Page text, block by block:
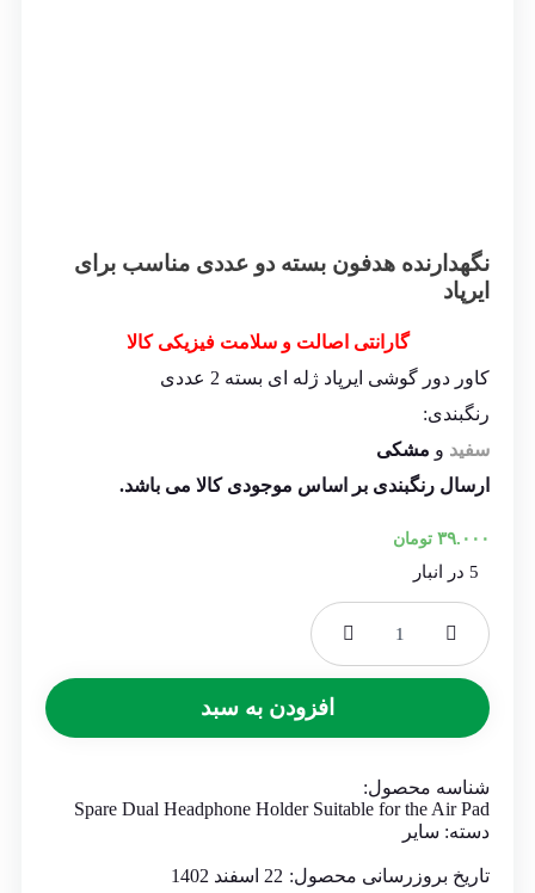
نگهدارنده هدفون بسته دو عددی مناسب برای
ایرپاد
گارانتی اصالت و سلامت فیزیکی کالا
کاور دور گوشی ایرپاد ژله ای بسته 2 عددی
رنگبندی:
سفید و مشکی
ارسال رنگبندی بر اساس موجودی کالا می باشد.
۳۹.۰۰۰ تومان
5 در انبار
نگهدارنده
هدفون
عددی
برای
ایرپاد
افزودن به سبد
شناسه محصول:
Spare Dual Headphone Holder Suitable for the Air Pad
دسته: سایر
تاریخ بروزرسانی محصول: 22 اسفند 1402